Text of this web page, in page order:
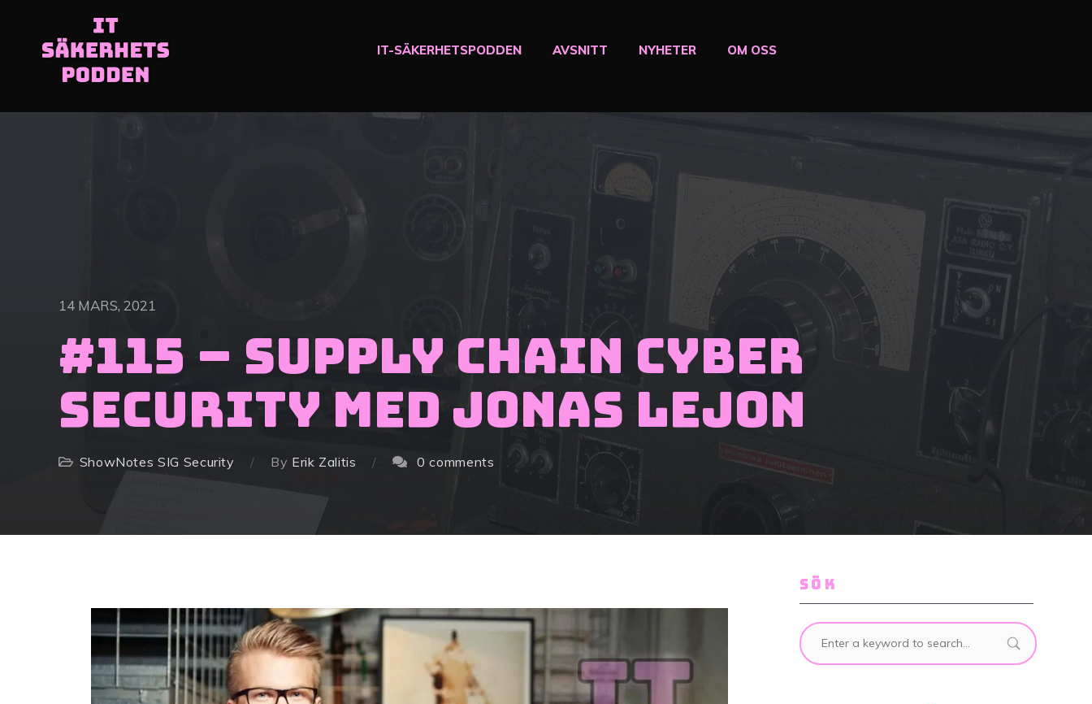
IT-SÄKERHETSPODDEN AVSNITT NYHETER OM OSS
14 MARS, 2021
#115 – Supply Chain Cyber
Security med Jonas Lejon
ShowNotes SIG Security By Erik Zalitis 0 comments
SÖK